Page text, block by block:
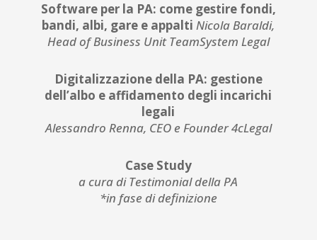
Software per la PA: come gestire fondi,
bandi, albi, gare e appalti Nicola Baraldi,
Head of Business Unit TeamSystem Legal
Digitalizzazione della PA: gestione
dell’albo e affidamento degli incarichi
legali
Alessandro Renna, CEO e Founder 4cLegal
Case Study
a cura di Testimonial della PA
*in fase di definizione